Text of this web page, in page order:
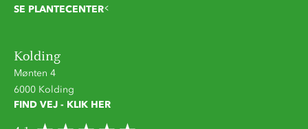
SE PLANTECENTER
Kolding
Mønten 4
6000 Kolding
FIND VEJ - KLIK HER